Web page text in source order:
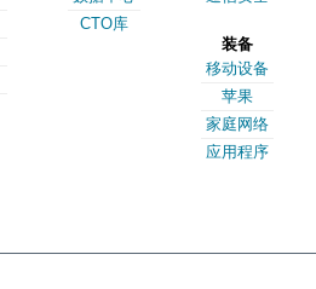
CTO库
装备
移动设备
苹果
家庭网络
应用程序